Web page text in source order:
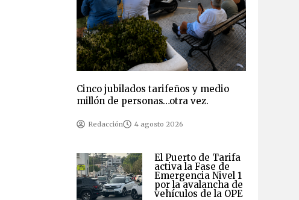
Cinco jubilados tarifeños y medio
millón de personas…otra vez.
Redacción 4 agosto 2026
El Puerto de Tarifa
activa la Fase de
Emergencia Nivel 1
por la avalancha de
vehículos de la OPE